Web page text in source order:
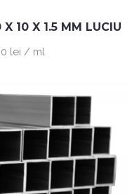
10 X 1.5 MM LUCIU
lei / ml